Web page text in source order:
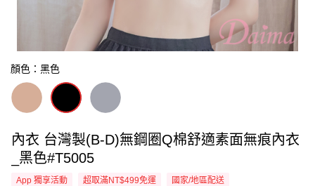
顏色：黑色
內衣 台灣製(B-D)無鋼圈Q棉舒適素面無痕內衣
_黑色#T5005
App 獨享活動 超取滿NT$499免運 國家/地區配送